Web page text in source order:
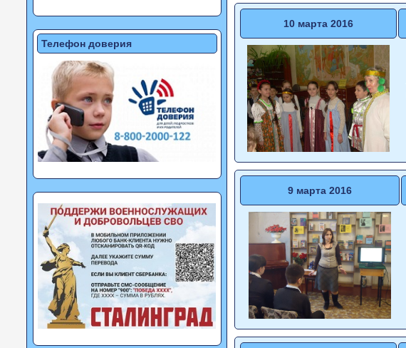
Телефон доверия
10 марта 2016
9 марта 2016